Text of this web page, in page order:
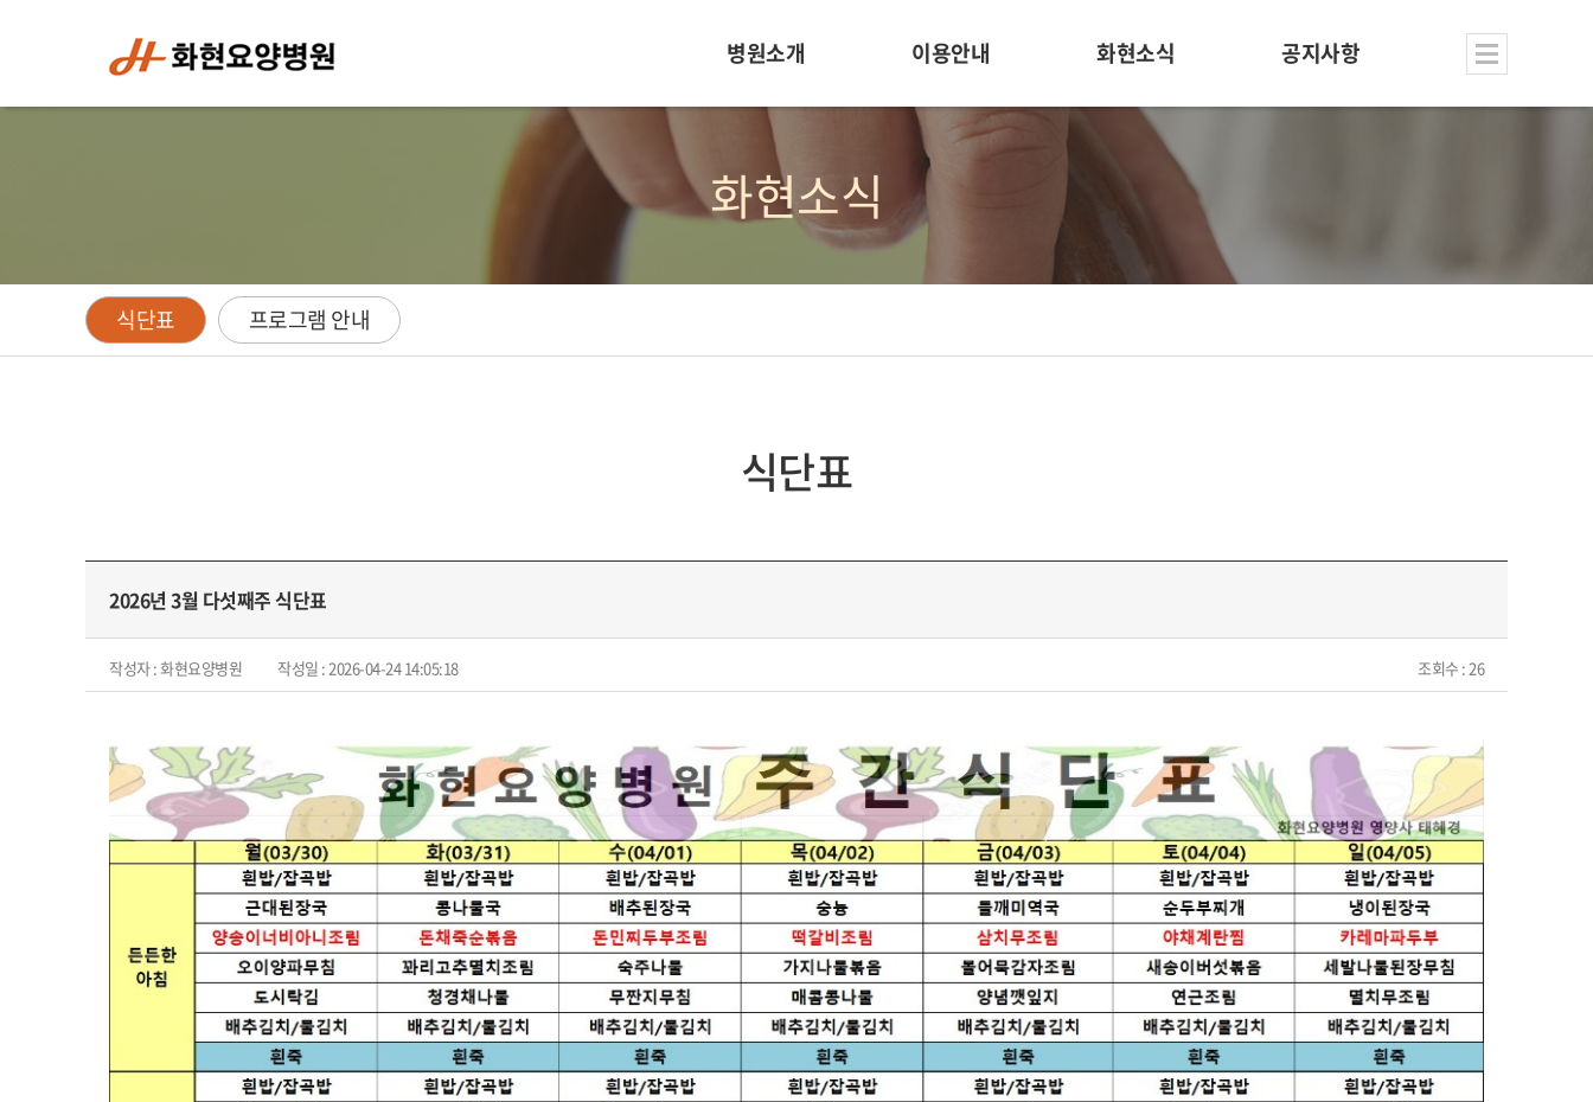
병원소개 이용안내 화현소식 공지사항
화현소식
식단표 프로그램 안내
식단표
2026년 3월 다섯째주 식단표
작성자 : 화현요양병원 작성일 : 2026-04-24 14:05:18 조회수 : 26